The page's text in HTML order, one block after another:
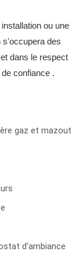
ou une
s'occupera des
dans le respect
confiance .
gaz et mazout
d'ambiance